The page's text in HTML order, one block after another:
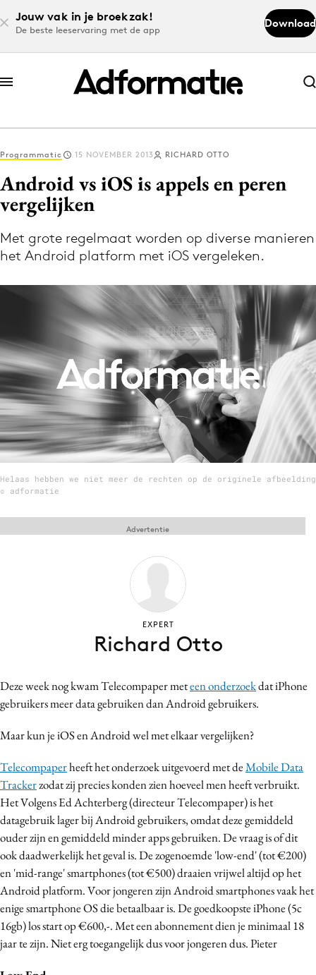
Jouw vak in je broekzak!
De beste leeservaring met de app
Download
Abonneer nu
Abonneer nu
Log in
Volg het laatste nieuws via de Adformatie
Nieuws app
Menu
Home
9 sept: GenAI-training
12 nov: MarketingLive!
Adverteren
Events
Carriere
Contentmarketing
Craft
Data & Insights
Design
Digital transformation
Diversiteit
Effectiviteit
Gedragsverandering
Influencer marketing
Interne communicatie
Martech
Programmatic 15 NOVEMBER 2013 RICHARD OTTO
Android vs iOS is appels en peren
vergelijken
Met grote regelmaat worden op diverse manieren
het Android platform met iOS vergeleken.
Helaas hebben we niet meer de rechten op de originele afbeelding
© adformatie
Deze week nog kwam Telecompaper meteen onderzoekdat iPhone
gebruikers meer data gebruiken dan Android gebruikers.
Maar kun je iOS en Android wel met elkaar vergelijken?
Telecompaperheeft het onderzoek uitgevoerd met deMobile Data
Trackerzodat zij precies konden zien hoeveel men heeft verbruikt.
Het Volgens Ed Achterberg (directeur Telecompaper) is het
datagebruik lager bij Android gebruikers, omdat deze gemiddeld
ouder zijn en gemiddeld minder apps gebruiken. De vraag is of dit
ook daadwerkelijk het geval is. De zogenoemde 'low-end' (tot €200)
en 'mid-range' smartphones (tot €500) draaien vrijwel altijd op het
Android platform. Voor jongeren zijn Android smartphones vaak het
enige smartphone OS die betaalbaar is. De goedkoopste iPhone (5c
16gb) los start op €600,-. Met een abonnement dien je minimaal 18
jaar te zijn. Niet erg toegangelijk dus voor jongeren dus. Pieter
Advertentie
EXPERT
Richard Otto